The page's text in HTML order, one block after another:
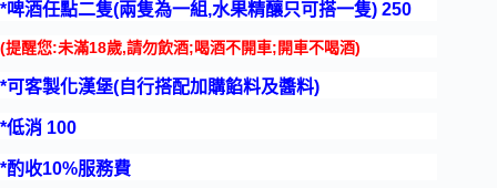
*啤酒任點二隻(兩隻為一組,水果精釀只可搭一隻) 250
(提醒您:未滿18歲,請勿飲酒;喝酒不開車;開車不喝酒)
*可客製化漢堡(自行搭配加購餡料及醬料)
*低消 100
*酌收10%服務費